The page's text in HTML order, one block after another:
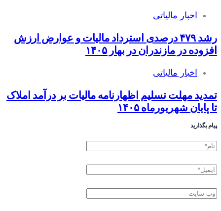
اخبار مالیاتی
رشد ۴۷۹ درصدی استرداد مالیات و عوارض ارزش
افزوده در مازندران در بهار ۱۴۰۵
اخبار مالیاتی
تمدید مهلت تسلیم اظهارنامه مالیات بر درآمد املاک
تا پایان شهریورماه ۱۴۰۵
پیام بگذارید